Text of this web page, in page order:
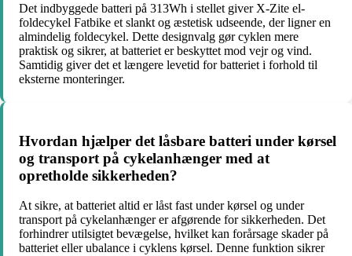
Det indbyggede batteri på 313Wh i stellet giver X-Zite el-
foldecykel Fatbike et slankt og æstetisk udseende, der ligner en
almindelig foldecykel. Dette designvalg gør cyklen mere
praktisk og sikrer, at batteriet er beskyttet mod vejr og vind.
Samtidig giver det et længere levetid for batteriet i forhold til
eksterne monteringer.
Hvordan hjælper det låsbare batteri under kørsel
og transport på cykelanhænger med at
opretholde sikkerheden?
At sikre, at batteriet altid er låst fast under kørsel og under
transport på cykelanhænger er afgørende for sikkerheden. Det
forhindrer utilsigtet bevægelse, hvilket kan forårsage skader på
batteriet eller ubalance i cyklens kørsel. Denne funktion sikrer